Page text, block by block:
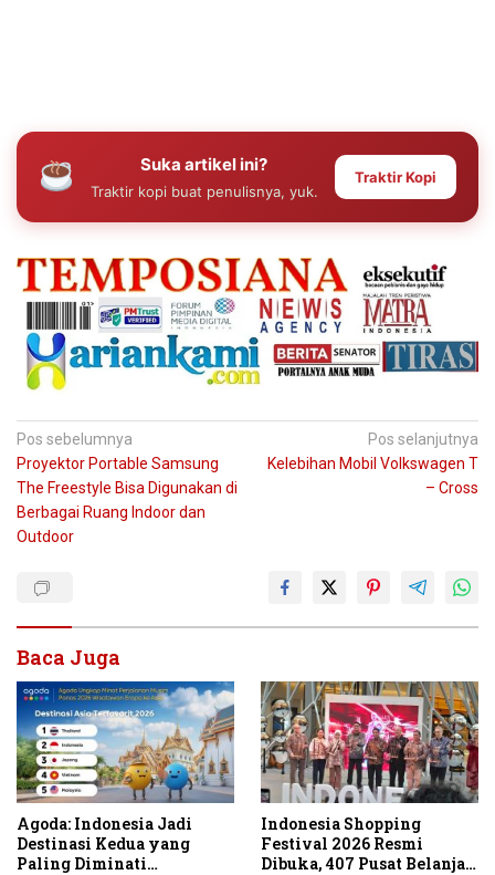
Suka artikel ini?
Traktir kopi buat penulisnya, yuk.
Traktir Kopi
Navigasi
pos
Pos sebelumnya
Proyektor Portable Samsung
The Freestyle Bisa Digunakan di
Berbagai Ruang Indoor dan
Outdoor
Pos selanjutnya
Kelebihan Mobil Volkswagen T
– Cross
Baca Juga
Agoda: Indonesia Jadi
Destinasi Kedua yang
Paling Diminati
Indonesia Shopping
Festival 2026 Resmi
Dibuka, 407 Pusat Belanja